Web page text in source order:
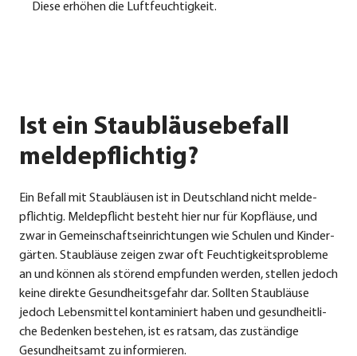
Die­se erhö­hen die Luft­feuch­tig­keit.
Ist ein Staubläusebefall
meldepflichtig?
Ein Befall mit Staub­läu­sen ist in Deutsch­land nicht mel­de­
pflich­tig. Mel­de­pflicht besteht hier nur für Kopf­läu­se, und
zwar in Gemein­schafts­ein­rich­tun­gen wie Schu­len und Kin­der­
gär­ten. Staub­läu­se zei­gen zwar oft Feuch­tig­keits­pro­ble­me
an und kön­nen als stö­rend emp­fun­den wer­den, stel­len jedoch
kei­ne direk­te Gesund­heits­ge­fahr dar. Soll­ten Staub­läu­se
jedoch Lebens­mit­tel kon­ta­mi­niert haben und gesund­heit­li­
che Beden­ken bestehen, ist es rat­sam, das zustän­di­ge
Gesund­heits­amt zu infor­mie­ren.